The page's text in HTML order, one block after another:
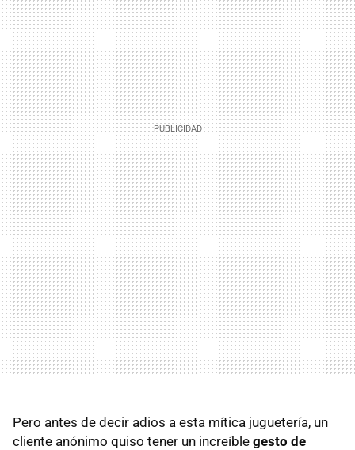
Pero antes de decir adios a esta mítica juguetería, un
cliente anónimo quiso tener un increíble gesto de